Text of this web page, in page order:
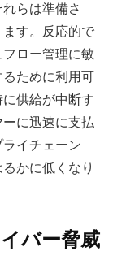
らは準備さ
す。反応的で
ロー管理に敏
ために利用可
供給が中断す
に迅速に支払
イチェーン
かに低くなり
バー脅威